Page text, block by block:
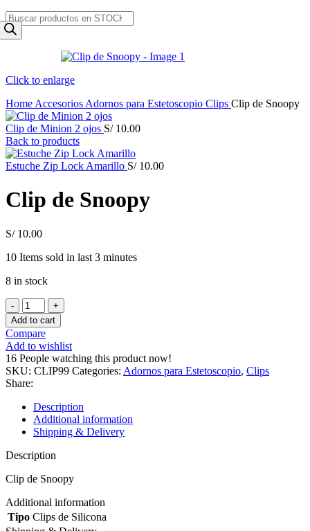
Products
search
Click to enlarge
Home Accesorios Adornos para Estetoscopio Clips Clip de Snoopy
Clip de Minion 2 ojos S/10.00
Back to products
Estuche Zip Lock Amarillo S/10.00
Clip de Snoopy
S/10.00
10 Items sold in last 3 minutes
8 in stock
Clip
de
Snoopy
quantity
Add to cart
Compare
Add to wishlist
16 People watching this product now!
SKU: CLIP99 Categories: Adornos para Estetoscopio, Clips
Share:
Description
Additional information
Shipping & Delivery
Description
Clip de Snoopy
Additional information
Tipo Clips de Silicona